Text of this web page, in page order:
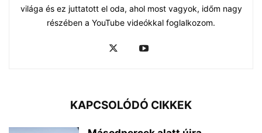
világa és ez juttatott el oda, ahol most vagyok, időm nagy
részében a YouTube videókkal foglalkozom.
KAPCSOLÓDÓ CIKKEK